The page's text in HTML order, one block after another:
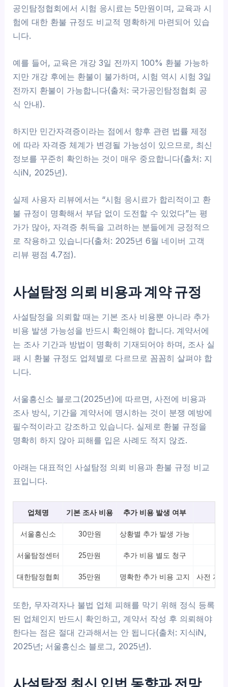
공인탐정협회에서 시험 응시료는 5만원이며, 교육과 시
험에 대한 환불 규정도 비교적 명확하게 마련되어 있습
니다.
예를 들어, 교육은 개강 3일 전까지 100% 환불 가능하
지만 개강 후에는 환불이 불가하며, 시험 역시 시험 3일
전까지 환불이 가능합니다(출처: 국가공인탐정협회 공
식 안내).
하지만 민간자격증이라는 점에서 향후 관련 법률 제정
에 따라 자격증 체계가 변경될 가능성이 있으므로, 최신
정보를 꾸준히 확인하는 것이 매우 중요합니다(출처: 지
식iN, 2025년).
실제 사용자 리뷰에서는 “시험 응시료가 합리적이고 환
불 규정이 명확해서 부담 없이 도전할 수 있었다”는 평
가가 많아, 자격증 취득을 고려하는 분들에게 긍정적으
로 작용하고 있습니다(출처: 2025년 6월 네이버 고객
리뷰 평점 4.7점).
사설탐정 의뢰 비용과 계약 규정
사설탐정을 의뢰할 때는 기본 조사 비용뿐 아니라 추가
비용 발생 가능성을 반드시 확인해야 합니다. 계약서에
는 조사 기간과 방법이 명확히 기재되어야 하며, 조사 실
패 시 환불 규정도 업체별로 다르므로 꼼꼼히 살펴야 합
니다.
서울흥신소 블로그(2025년)에 따르면, 사전에 비용과
조사 방식, 기간을 계약서에 명시하는 것이 분쟁 예방에
필수적이라고 강조하고 있습니다. 실제로 환불 규정을
명확히 하지 않아 피해를 입은 사례도 적지 않죠.
아래는 대표적인 사설탐정 의뢰 비용과 환불 규정 비교
표입니다.
업체명 기본 조사 비용 추가 비용 발생 여부
서울흥신소 30만원 상황별 추가 발생 가능
서울탐정센터 25만원 추가 비용 별도 청구
대한탐정협회 35만원 명확한 추가 비용 고지 사전 계
또한, 무자격자나 불법 업체 피해를 막기 위해 정식 등록
된 업체인지 반드시 확인하고, 계약서 작성 후 의뢰해야
한다는 점은 절대 간과해서는 안 됩니다(출처: 지식iN,
2025년; 서울흥신소 블로그, 2025년).
사설탐정 최신 입법 동향과 전망